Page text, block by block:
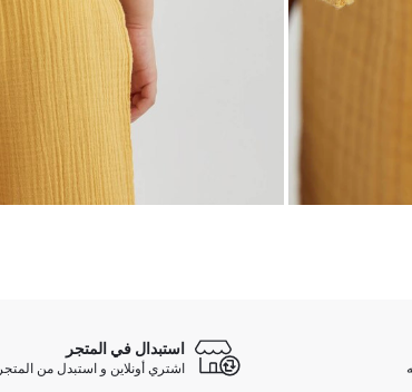
استبدال في المتجر
اشتري أونلاين و استبدل من المتجر